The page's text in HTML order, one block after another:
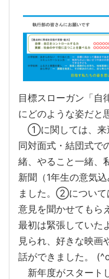
目標スローガン「自
にどのような姿だと
①に関しては、来
同対面式・結団式で
緒、やること一緒、
新聞（1年生の意気
ました。②について
意見を聞かせてもら
最初は緊張していた
見られ、好きな映画
話ができました。
新年度がスタート